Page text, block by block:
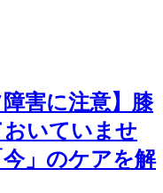
障害に注意】膝
いていませ
」のケアを解